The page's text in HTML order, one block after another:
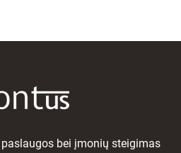
bei įmonių steigimas